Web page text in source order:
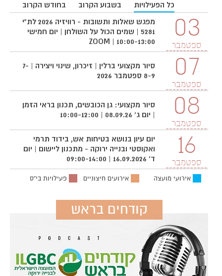
בחודש הקרוב בשבוע הקרוב כל הפעילויות
03
ספטמבר
מפגש שאלות ותשובות - רוויזיה 2026 לת"י
5281 | שמים הכול על השולחן | יום חמישי
10:00-13:00 | ZOOM
07
ספטמבר
סיור מקצועי ברלין | זיכרון, שינוי ויצירה | 7-
8-9 ספטמבר 2026
08
ספטמבר
סיור מקצועי: גן הכובשים, תכנון בראי הזמן
| יום ג' 08.09.26 | 10:00-12:00
16
ספטמבר
יום עיון בנושא בטיחות אש, בידוד תרמי
ואקוסטי ובנייה ירוקה - מתכנון ליישום | יום
ד' 16.09.2026 | 09:00-14:00
אירועי מועצה אירועים חיצוניים פעילויות בי"ס
קודחים בראש